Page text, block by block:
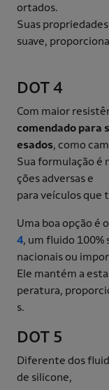
ortados.
Suas
suave,
DOT 4
Com maior
comendado para
esados, como
Sua formulação é
ções adversas e
para veículos que
Uma boa opção é o
4, um fluido
nacionais ou
Ele mantém a
peratura,
s.
DOT 5
Diferente dos
de silicone,